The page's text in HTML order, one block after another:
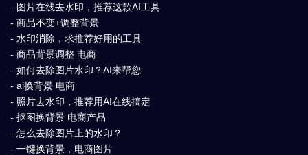
- 图片在线去水印，推荐这款AI工具
- 商品不变+调整背景
- 水印消除，求推荐好用的工具
- 商品背景调整 电商
- 如何去除图片水印？AI来帮您
- ai换背景 电商
- 照片去水印，推荐用AI在线搞定
- 抠图换背景 电商产品
- 怎么去除图片上的水印？
- 一键换背景，电商图片